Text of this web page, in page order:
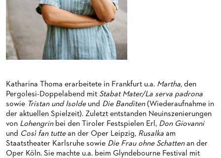
HAPPY NEW EARS
FÜHRUNGEN EXKLUSIV FÜR ABONNENT*INNEN
FRIEDMAN IN DER OPER
SNEAK IN
BRÜCHE – DEMORKATIE IN ZEITEN IHRER REGRESSION
SILVESTERFEIER
FÜR ERWACHSENE
FÜR KITAS UND SCHULEN
PRODUKTIONS­TEAMS
DIRIGENTEN / REPETITOREN
OPERNSTUDIO
KÜNSTLERISCHER BETRIEB OPER
STÄDTISCHE BÜHNEN FRANKFURT GMBH
ORCHESTER
DAS FRANKFURTER OPERN- UND MUSEUMS­ORCHESTER
CHOR
Katharina Thoma erarbeitete in Frankfurt u.a. Martha, den
Pergolesi-Doppelabend mit Stabat Mater/La serva padrona
sowie Tristan und Isolde und Die Banditen(Wiederaufnahme in
der aktuellen Spielzeit). Zuletzt entstanden Neuinszenierungen
von Lohengrin bei den Tiroler Festspielen Erl, Don Giovanni
und Così fan tuttean der Oper Leipzig, Rusalka am
Staatstheater Karlsruhe sowie Die Frau ohne Schattenan der
Oper Köln. Sie machte u.a. beim Glyndebourne Festival mit